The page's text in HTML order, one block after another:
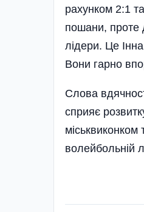
рахунком 2:1
пошани, проте
лідери. Це
Вони гарно
Слова
сприяє
міськвиконком
волейбольній